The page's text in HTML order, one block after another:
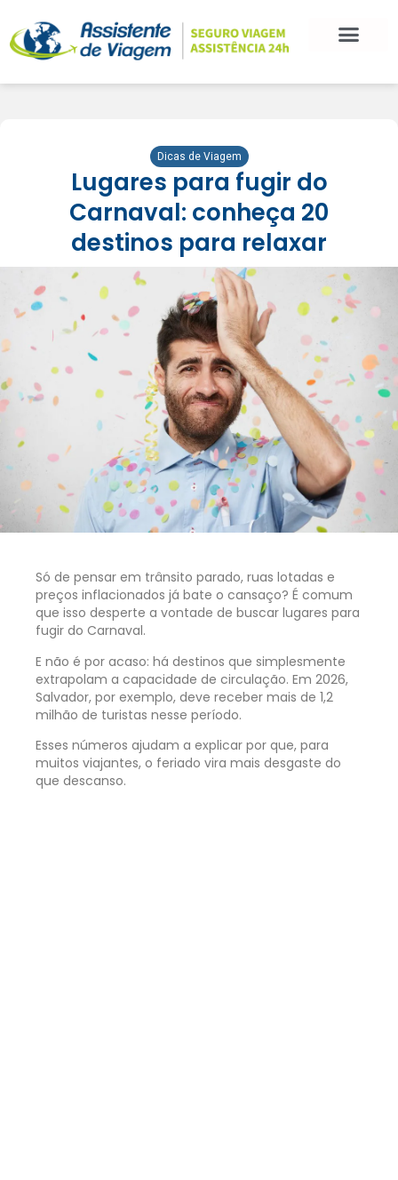
Dicas de Viagem
Lugares para fugir do
Carnaval: conheça 20
destinos para relaxar
Só de pensar em trânsito parado, ruas lotadas e
preços inflacionados já bate o cansaço? É comum
que isso desperte a vontade de buscar lugares para
fugir do Carnaval.
E não é por acaso: há destinos que simplesmente
extrapolam a capacidade de circulação. Em 2026,
Salvador, por exemplo, deve receber mais de 1,2
milhão de turistas nesse período.
Esses números ajudam a explicar por que, para
muitos viajantes, o feriado vira mais desgaste do
que descanso.